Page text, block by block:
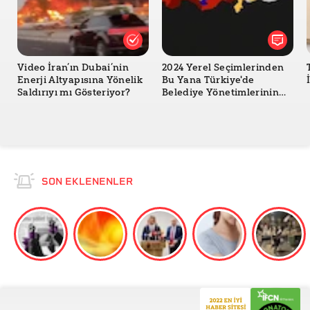
Video İran’ın Dubai’nin
Enerji Altyapısına Yönelik
Saldırıyı mı Gösteriyor?
2024 Yerel Seçimlerinden
Bu Yana Türkiye'de
Belediye Yönetimlerinin
SON EKLENENLER